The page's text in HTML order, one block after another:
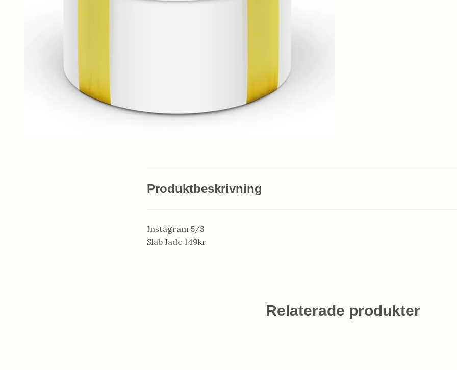
Produktbeskrivning
Instagram 5/3
Slab Jade 149kr
Relaterade produkter